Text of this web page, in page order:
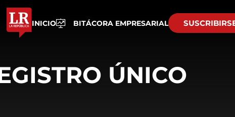
INICIO BITÁCORA EMPRESARIAL
ÚNICO